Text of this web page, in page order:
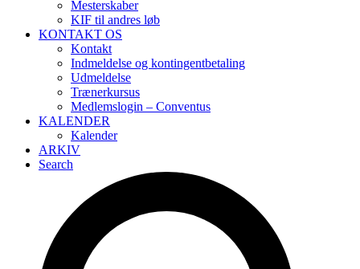
Mesterskaber
KIF til andres løb
KONTAKT OS
Kontakt
Indmeldelse og kontingentbetaling
Udmeldelse
Trænerkursus
Medlemslogin – Conventus
KALENDER
Kalender
ARKIV
Search